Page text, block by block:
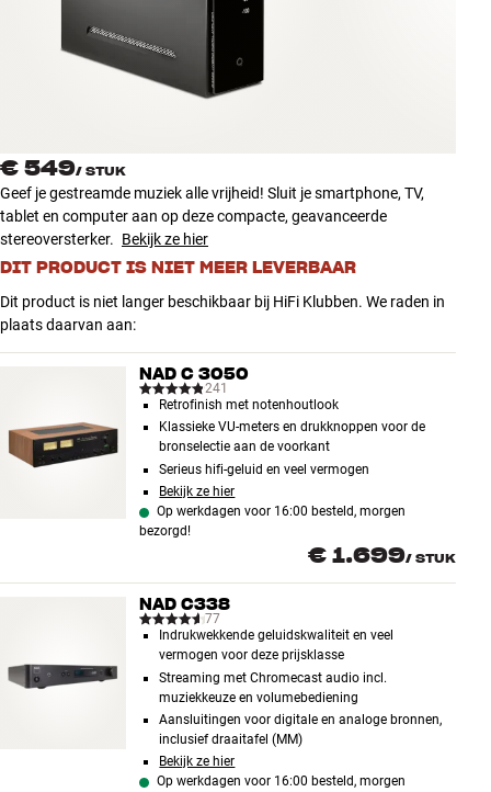
INSPIRATIE
NIEUW
AANBIEDINGEN
Winkels
Klantenservice
€ 549/ STUK
Geef je gestreamde muziek alle vrijheid! Sluit je smartphone, TV,
tablet en computer aan op deze compacte, geavanceerde
stereoversterker. Bekijk ze hier
DIT PRODUCT IS NIET MEER LEVERBAAR
Dit product is niet langer beschikbaar bij HiFi Klubben. We raden in
plaats daarvan aan:
NAD C 3050
241
Retrofinish met notenhoutlook
Klassieke VU-meters en drukknoppen voor de
bronselectie aan de voorkant
Serieus hifi-geluid en veel vermogen
Bekijk ze hier
Op werkdagen voor 16:00 besteld, morgen
bezorgd!
€ 1.699/ STUK
NAD C338
77
Indrukwekkende geluidskwaliteit en veel
vermogen voor deze prijsklasse
Streaming met Chromecast audio incl.
muziekkeuze en volumebediening
Aansluitingen voor digitale en analoge bronnen,
inclusief draaitafel (MM)
Bekijk ze hier
Op werkdagen voor 16:00 besteld, morgen